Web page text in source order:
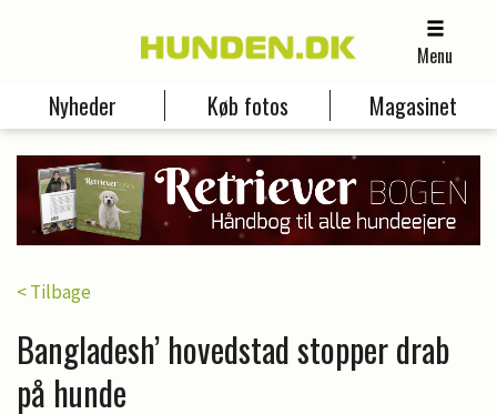
Menu
Nyheder Køb fotos Magasinet
< Tilbage
Bangladesh’ hovedstad stopper drab
på hunde